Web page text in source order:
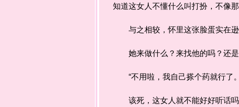
知道这女人不懂什么叫打扮，不像
与之相较，怀里这张脸蛋实在逊
她来做什么？来找他的吗？还是
“不用啦，我自己搽个药就行了。
该死，这女人就不能好好听话吗